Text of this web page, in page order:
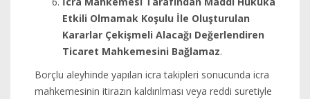
Etkili Olmamak Koşulu İle Oluşturulan
Kararlar Çekişmeli Alacağı Değerlendiren
Ticaret Mahkemesini Bağlamaz.
Borçlu aleyhinde yapılan icra takipleri sonucunda icra
mahkemesinin itirazın kaldırılması veya reddi suretiyle